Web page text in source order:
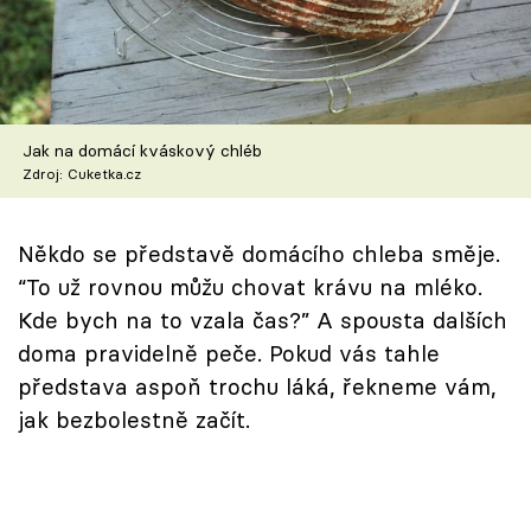
Škola vaření
Recepty z TV
Speciál: Cuketa
Těhotnej kuchař
Sledujte prima+
Přihlášení
Sledujte nás
Jak na domácí kváskový chléb
Zdroj: Cuketka.cz
Někdo se představě domácího chleba směje.
“To už rovnou můžu chovat krávu na mléko.
Kde bych na to vzala čas?” A spousta dalších
doma pravidelně peče. Pokud vás tahle
představa aspoň trochu láká, řekneme vám,
jak bezbolestně začít.